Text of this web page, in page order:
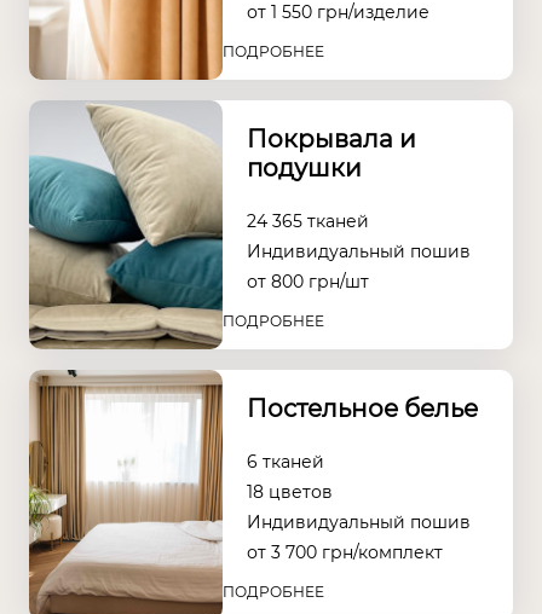
от 1 550 грн/изделие
ПОДРОБНЕЕ
Покрывала и
подушки
24 365 тканей
Индивидуальный пошив
от 800 грн/шт
ПОДРОБНЕЕ
Постельное белье
6 тканей
18 цветов
Индивидуальный пошив
от 3 700 грн/комплект
ПОДРОБНЕЕ